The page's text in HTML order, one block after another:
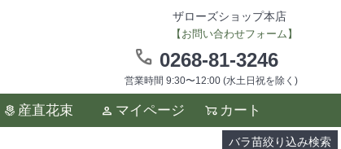
ザローズショップ本店
【お問い合わせフォーム】
0268-81-3246
営業時間 9:30〜12:00 (水土日祝を除く)
産直花束 マイページ カート
バラ苗絞り込み検索